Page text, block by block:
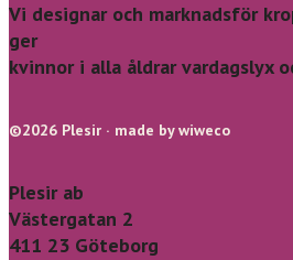
Vi designar och marknadsför
ger
kvinnor i alla åldrar vardagslyx
©2026 Plesir · made by wiweco
Plesir ab
Västergatan 2
411 23 Göteborg